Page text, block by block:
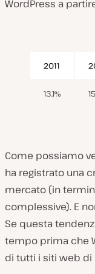
WordPress a
2011
13,1%
Come possiamo
ha registrato una
mercato (in
complessive). E
Se questa
tempo prima che
di tutti i siti web di